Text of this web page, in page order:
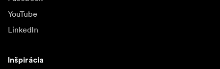
YouTube
LinkedIn
Inšpirácia